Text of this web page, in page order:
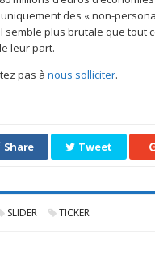
des « non-
semble plus brutale que tout
leur part.
pas à nous solliciter.
Share Tweet
SLIDER TICKER